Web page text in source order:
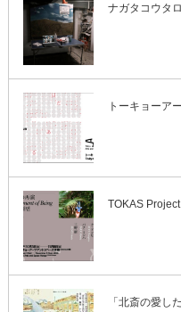
ナガタコウタ
トーキョーア
TOKAS
「北斎の愛